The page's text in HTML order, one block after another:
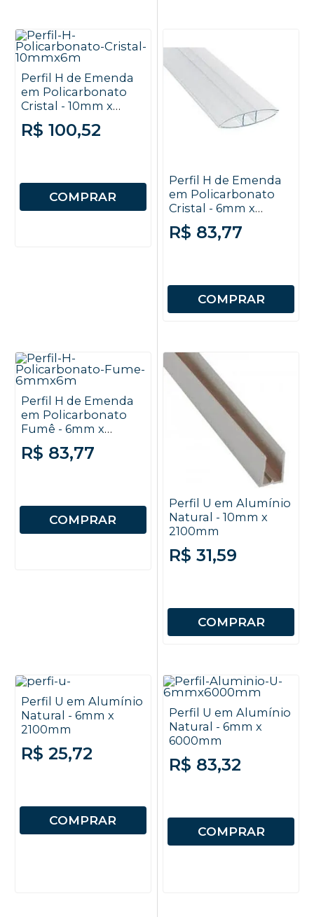
Perfil H de Emenda
em Policarbonato
Cristal - 10mm x
6000mm
R$ 100,52
COMPRAR
Perfil H de Emenda
em Policarbonato
Cristal - 6mm x
6000mm
R$ 83,77
COMPRAR
Perfil H de Emenda
em Policarbonato
Fumê - 6mm x
6000mm
R$ 83,77
COMPRAR
Perfil U em Alumínio
Natural - 10mm x
2100mm
R$ 31,59
COMPRAR
Perfil U em Alumínio
Natural - 6mm x
2100mm
R$ 25,72
COMPRAR
Perfil U em Alumínio
Natural - 6mm x
6000mm
R$ 83,32
COMPRAR